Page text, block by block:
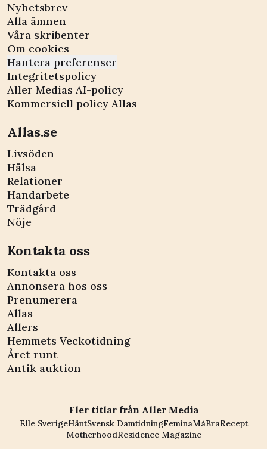
Nyhetsbrev
Alla ämnen
Våra skribenter
Om cookies
Hantera preferenser
Integritetspolicy
Aller Medias AI-policy
Kommersiell policy Allas
Allas.se
Livsöden
Hälsa
Relationer
Handarbete
Trädgård
Nöje
Kontakta oss
Kontakta oss
Annonsera hos oss
Prenumerera
Allas
Allers
Hemmets Veckotidning
Året runt
Antik auktion
Fler titlar från Aller Media
Elle SverigeHäntSvensk DamtidningFeminaMåBraRecept
MotherhoodResidence Magazine